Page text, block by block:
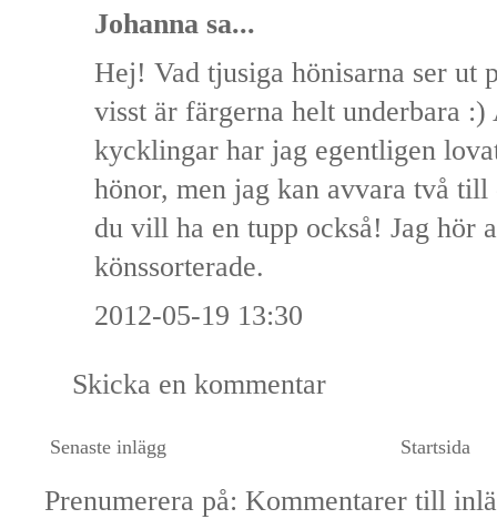
Johanna sa...
Hej! Vad tjusiga hönisarna ser ut
visst är färgerna helt underbara :)
kycklingar har jag egentligen
hönor, men jag kan avvara två
du vill ha en tupp också! Jag hör
könssorterade.
2012-05-19 13:30
Skicka en kommentar
Senaste inlägg Startsida
Prenumerera på: Kommentarer till